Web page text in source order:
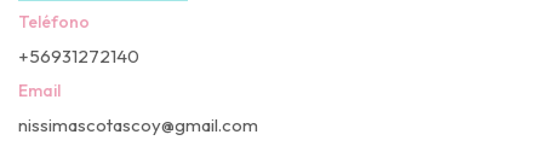
Teléfono
+56931272140
Email
nissimascotascoy@gmail.com